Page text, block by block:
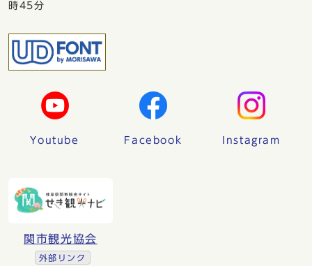
時45分
Youtube Facebook Instagram
関市観光協会
外部リンク